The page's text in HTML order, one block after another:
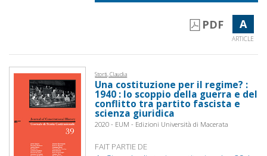
PDF A
ARTICLE
Storti, Claudia
Una costituzione per il regime? :
1940 : lo scoppio della guerra e del
conflitto tra partito fascista e
scienza giuridica
2020 - EUM - Edizioni Università di Macerata
FAIT PARTIE DE